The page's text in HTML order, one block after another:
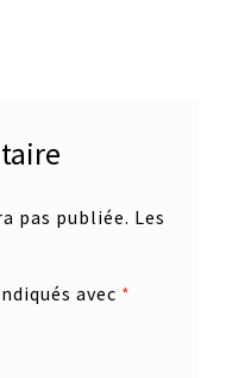
pas publiée. Les
avec *